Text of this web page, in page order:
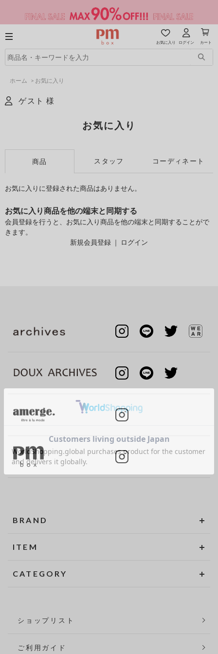
お気に入り ログイン カート
ホーム > お気に入り
ゲスト 様
お気に入り
商品 スタッフ コーディネート
お気に入りに登録された商品はありません。
お気に入り商品を他の端末と同期する
会員登録を行うと、お気に入り商品を他の端末と同期することがで
きます。
新規会員登録 ｜ ログイン
BRAND
ITEM
CATEGORY
ショップリスト
ご利用ガイド